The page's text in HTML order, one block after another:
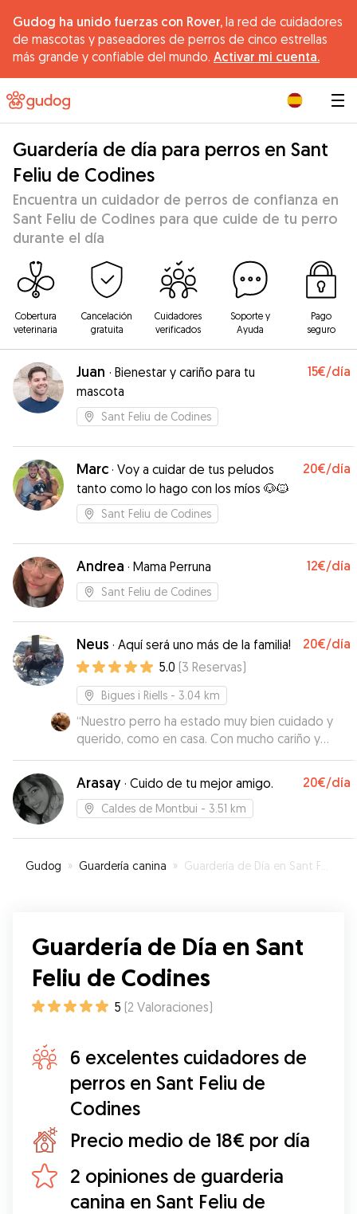
Gudog ha unido fuerzas con Rover, la red de cuidadores
de mascotas y paseadores de perros de cinco estrellas
más grande y confiable del mundo. Activar mi cuenta.
Guardería de día para perros en Sant
Feliu de Codines
Encuentra un cuidador de perros de confianza en
Sant Feliu de Codines para que cuide de tu perro
durante el día
Cobertura
veterinaria
Cancelación
gratuita
Cuidadores
verificados
Soporte y
Ayuda
Pago
seguro
Juan · Bienestar y cariño para tu
mascota
15€/día
Sant Feliu de Codines
Marc · Voy a cuidar de tus peludos
tanto como lo hago con los míos 🐶🐱
20€/día
Sant Feliu de Codines
Andrea · Mama Perruna 12€/día
Sant Feliu de Codines
Neus · Aquí será uno más de la familia! 20€/día
5.0 (3 Reservas)
Bigues i Riells - 3.04 km
“Nuestro perro ha estado muy bien cuidado y
querido, como en casa. Con mucho cariño y
mimo. La recomiendo sin lugar a dudas. Si
volviéramos a necesitar una cuidadora, sin lugar a
dudas repetiríamos.”
Arasay · Cuido de tu mejor amigo. 20€/día
Caldes de Montbui - 3.51 km
Gudog » Guardería canina » Guardería de Día en Sant Feliu de Codines
Guardería de Día en Sant
Feliu de Codines
5 (2 Valoraciones)
6 excelentes cuidadores de
perros en Sant Feliu de
Codines
Precio medio de 18€ por día
2 opiniones de guarderia
canina en Sant Feliu de